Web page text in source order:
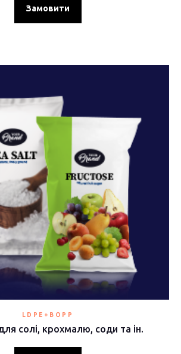
Замовити
LDPE+BOPP
солі, крохмалю, соди та ін.